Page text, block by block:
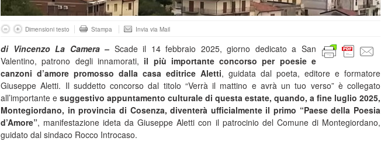
Dimensioni testo Stampa Invia via Mail
di Vincenzo La Camera – Scade il 14 febbraio 2025, giorno dedicato a San
Valentino, patrono degli innamorati, il più importante concorso per poesie e
canzoni d’amore promosso dalla casa editrice Aletti, guidata dal poeta, editore e formatore
Giuseppe Aletti. Il suddetto concorso dal titolo “Verrà il mattino e avrà un tuo verso” è collegato
all’importante e suggestivo appuntamento culturale di questa estate, quando, a fine luglio 2025,
Montegiordano, in provincia di Cosenza, diventerà ufficialmente il primo “Paese della Poesia
d’Amore”, manifestazione ideta da Giuseppe Aletti con il patrocinio del Comune di Montegiordano,
guidato dal sindaco Rocco Introcaso.